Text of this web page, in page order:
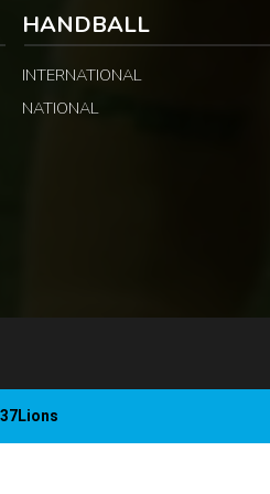
HANDBALL
INTERNATIONAL
NATIONAL